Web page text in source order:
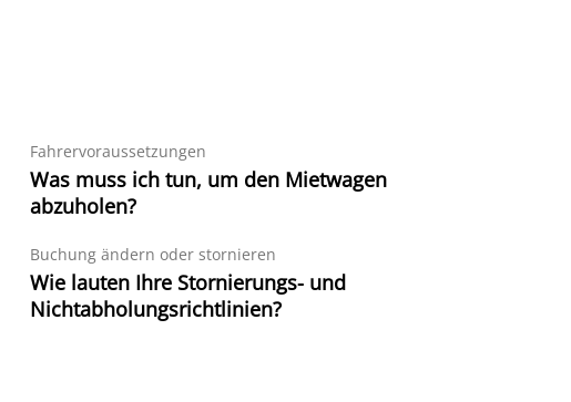
Fahrervoraussetzungen
Was muss ich tun, um den Mietwagen
abzuholen?
Buchung ändern oder stornieren
Wie lauten Ihre Stornierungs- und
Nichtabholungsrichtlinien?